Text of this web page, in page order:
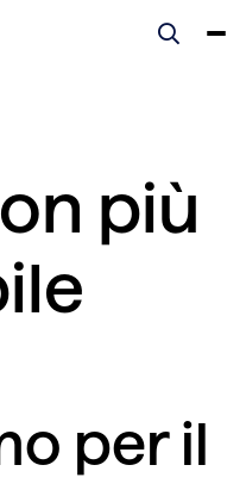
più
per il